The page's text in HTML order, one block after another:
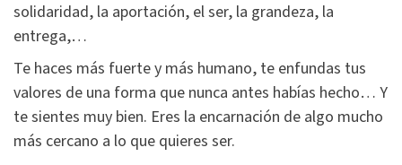
solidaridad, la aportación, el ser, la grandeza, la
entrega,…
Te haces más fuerte y más humano, te enfundas tus
valores de una forma que nunca antes habías hecho… Y
te sientes muy bien. Eres la encarnación de algo mucho
más cercano a lo que quieres ser.